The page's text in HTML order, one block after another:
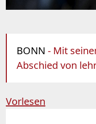
BONN - Mit
Abschied von
Vorlesen